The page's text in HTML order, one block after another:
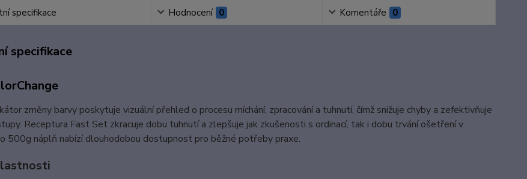
specifikace Hodnocení 0 Komentáře 0
specifikace
změny barvy poskytuje vizuální přehled o procesu míchání, zpracování a tuhnutí, čímž snižuje chyby a zefektivňuje
Receptura Fast Set zkracuje dobu tuhnutí a zlepšuje jak zkušenosti s ordinací, tak i dobu trvání ošetření v
500g náplň nabízí dlouhodobou dostupnost pro běžné potřeby praxe.